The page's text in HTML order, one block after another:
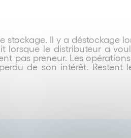
Il y a déstockage
lorsque le distributeur a
pas preneur. Les
de son intérêt. Restent